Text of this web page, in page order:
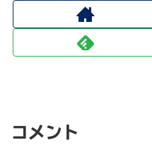
コメント